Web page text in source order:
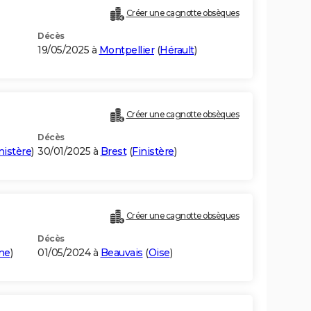
Créer une cagnotte obsèques
Décès
19/05/2025 à Montpellier(Hérault)
Créer une cagnotte obsèques
)
Décès
30/01/2025 à Brest(Finistère)
Créer une cagnotte obsèques
)
Décès
01/05/2024 à Beauvais (Oise)